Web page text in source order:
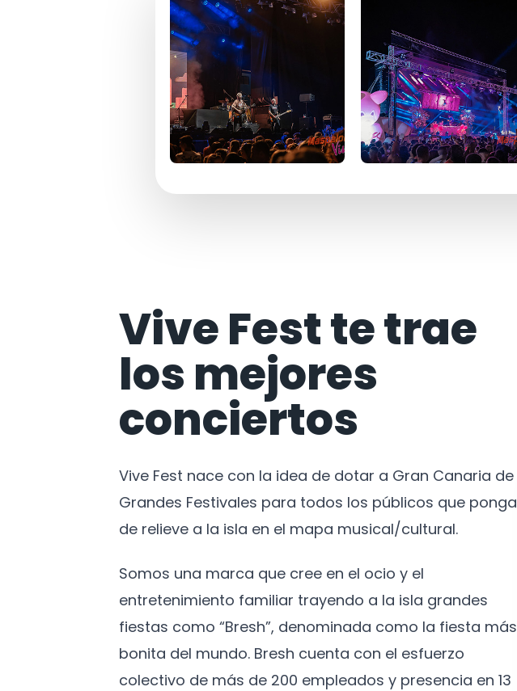
Vive Fest te trae
los mejores
conciertos
Vive Fest nace con la idea de dotar a Gran Canaria de
Grandes Festivales para todos los públicos que ponga
de relieve a la isla en el mapa musical/cultural.
Somos una marca que cree en el ocio y el
entretenimiento familiar trayendo a la isla grandes
fiestas como “Bresh”, denominada como la fiesta más
bonita del mundo. Bresh cuenta con el esfuerzo
colectivo de más de 200 empleados y presencia en 13